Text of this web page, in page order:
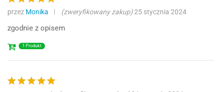
Oceniono
5na 5
przez Monika (zweryfikowany zakup)25 stycznia 2024
zgodnie z opisem
1 Produkt